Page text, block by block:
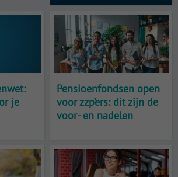
je
Pensioenfondsen open
voor zzp’ers: dit zijn de
voor- en nadelen